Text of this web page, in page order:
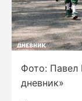
Фото: Павел
дневник»